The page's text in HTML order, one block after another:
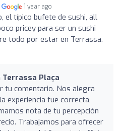
1 year ago
el típico bufete de sushi, all
pricey para ser un sushi
todo por estar en Terrassa.
Terrassa Plaça
tu comentario. Nos alegra
experiencia fue correcta,
nota de tu percepción
Trabajamos para ofrecer